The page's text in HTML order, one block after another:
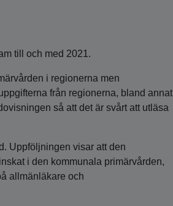
till och med 2021.
i regionerna men
från regionerna, bland annat
så att det är svårt att utläsa
Uppföljningen visar att den
i den kommunala primärvården,
allmänläkare och